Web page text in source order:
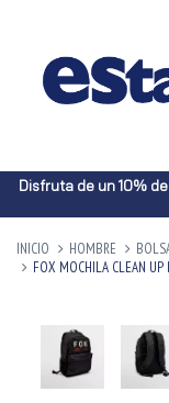
Disfruta de un 10%
INICIO HOMBRE
FOX MOCHILA CLEAN